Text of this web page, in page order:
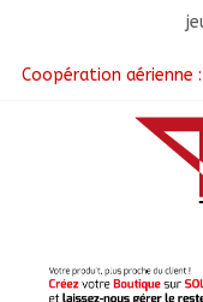
Coopération aérienne
Nigeria : 308 otages
Santé : La Commune
mobilisent pour le
Jeunesse : Un